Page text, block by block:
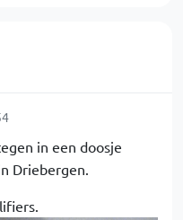
in een doosje
Driebergen.